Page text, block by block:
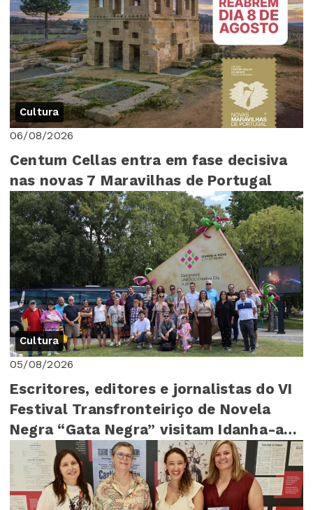
Cultura
06/08/2026
Centum Cellas entra em fase decisiva
nas novas 7 Maravilhas de Portugal
Cultura
05/08/2026
Escritores, editores e jornalistas do VI
Festival Transfronteiriço de Novela
Negra “Gata Negra” visitam Idanha-a-
Nova